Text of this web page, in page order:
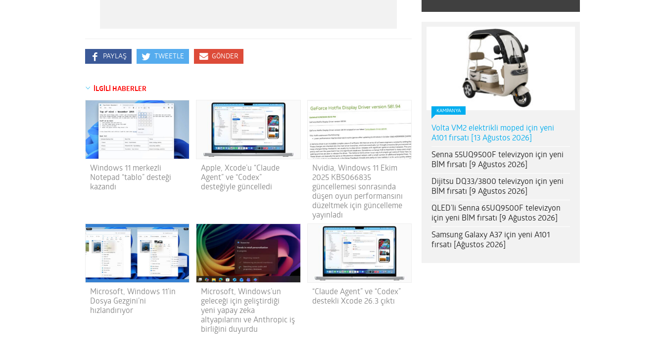
PAYLAŞ TWEETLE GÖNDER
İLGİLİ HABERLER
Windows 11 merkezli
Notepad “tablo” desteği
kazandı
Apple, Xcode’u “Claude
Agent” ve “Codex”
desteğiyle güncelledi
Nvidia, Windows 11 Ekim
2025 KB5066835
güncellemesi sonrasında
düşen oyun performansını
düzeltmek için güncelleme
yayınladı
Microsoft, Windows 11’in
Dosya Gezgini’ni
hızlandırıyor
Microsoft, Windows’un
geleceği için geliştirdiği
yeni yapay zeka
altyapılarını ve Anthropic iş
birliğini duyurdu
“Claude Agent” ve “Codex”
destekli Xcode 26.3 çıktı
KAMPANYA
Volta VM2 elektrikli moped için yeni
A101 fırsatı [13 Ağustos 2026]
Senna 55UQ9500F televizyon için yeni
BİM fırsatı [9 Ağustos 2026]
Dijitsu DQ33/3800 televizyon için yeni
BİM fırsatı [9 Ağustos 2026]
QLED’li Senna 65UQ9500F televizyon
için yeni BİM fırsatı [9 Ağustos 2026]
Samsung Galaxy A37 için yeni A101
fırsatı [Ağustos 2026]